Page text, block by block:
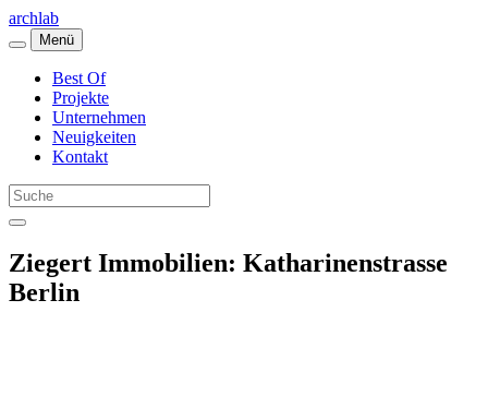
archlab
Menü
Best Of
Projekte
Unternehmen
Neuigkeiten
Kontakt
Ziegert Immobilien: Katharinenstrasse
Berlin